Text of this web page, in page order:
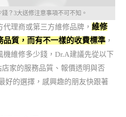
？3大送修注意事項不可不知。
代理商或第三方維修品牌，維修
品質，而有不一樣的收費標準 ，
機維修多少錢，Dr.A建議先從以下
家的服務品質、報價透明與否
好的選擇，感興趣的朋友快跟著